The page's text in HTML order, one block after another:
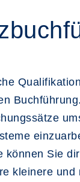
Sie
kleinere